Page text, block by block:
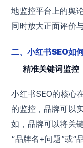
地监控平台上的舆
同时放大正面评价
二、小红书SEO如
精准关键词监控
小红书SEO的核心
的监控，品牌可以
如，品牌可以将关
“品牌名+问题”或“